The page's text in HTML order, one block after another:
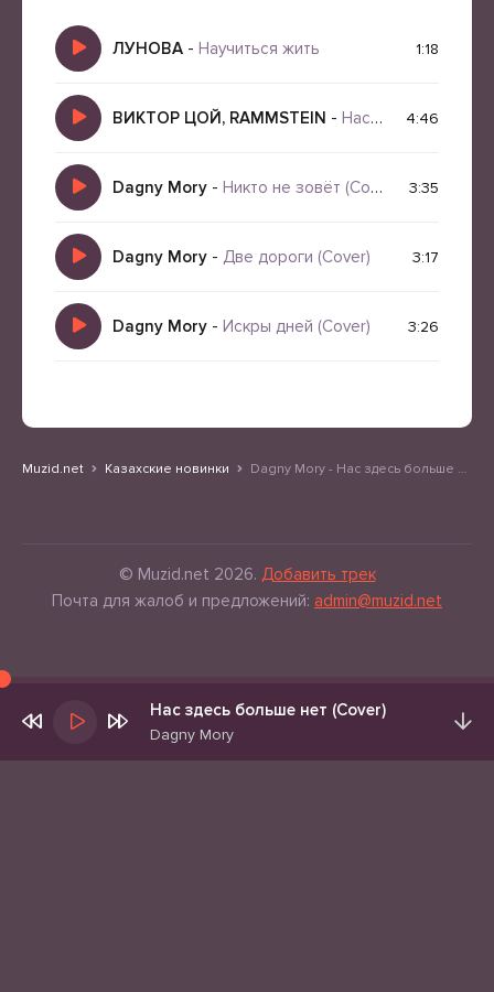
ЛУНОВА - Научиться жить 1:18
ВИКТОР ЦОЙ, RAMMSTEIN - Нас здесь больше нет 4:46
Dagny Mory - Никто не зовёт (Cover) 3:35
Dagny Mory - Две дороги (Cover) 3:17
Dagny Mory - Искры дней (Cover) 3:26
Muzid.net Казахские новинки Dagny Mory - Нас здесь больше нет (Cover)
© Muzid.net 2026. Добавить трек
Почта для жалоб и предложений: admin@muzid.net
Нас здесь больше нет (Cover)
Dagny Mory